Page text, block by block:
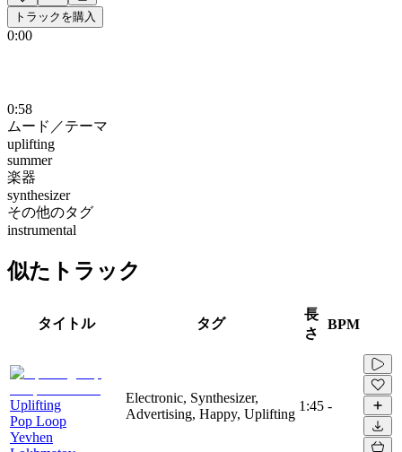
トラックを購入
0:00
0:58
ムード／テーマ
uplifting
summer
楽器
synthesizer
その他のタグ
instrumental
似たトラック
タイトル タグ
長
さ
BPM
Uplifting
Pop Loop
Yevhen
Electronic, Synthesizer,
Advertising, Happy, Uplifting
1:45 -